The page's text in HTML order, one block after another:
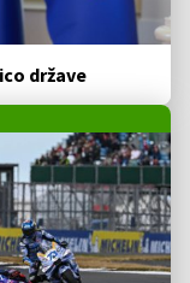
države